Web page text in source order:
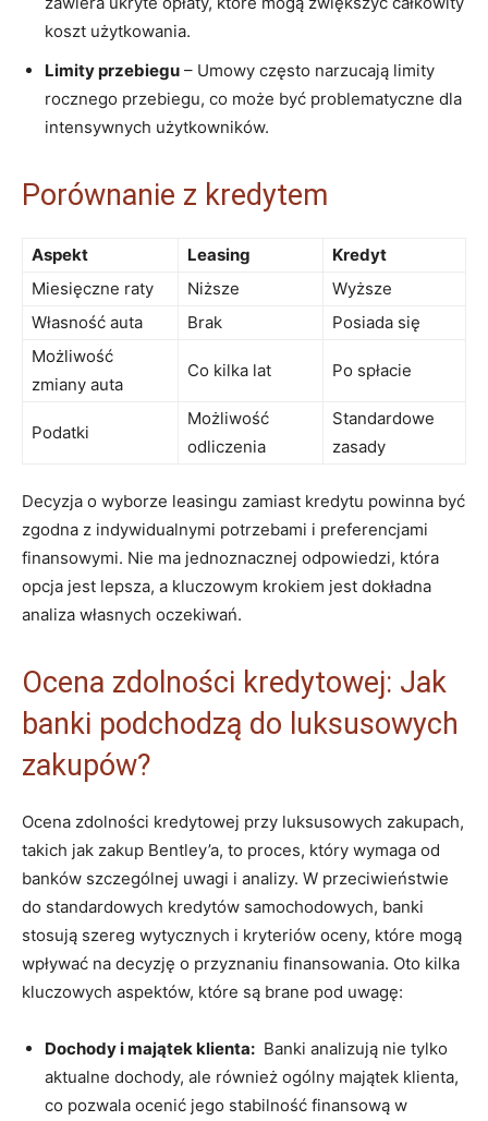
koszt użytkowania.
Limity przebiegu – ⁢Umowy ⁢często narzucają limity⁣
rocznego przebiegu, co może być‍ problematyczne dla
intensywnych użytkowników.
Porównanie z kredytem
Aspekt Leasing
Kredyt
Miesięczne raty
Niższe
Wyższe
Własność auta
Brak
Posiada się
Możliwość‌
zmiany auta
Co kilka‌ lat Po spłacie
Podatki
Możliwość
odliczenia
Standardowe
zasady
Decyzja o wyborze leasingu zamiast kredytu powinna być
zgodna z indywidualnymi‌ potrzebami i preferencjami
finansowymi. Nie ⁢ma jednoznacznej odpowiedzi, która
opcja jest lepsza, a kluczowym krokiem jest dokładna
analiza ⁤własnych oczekiwań.
Ocena zdolności kredytowej: Jak
banki podchodzą do luksusowych
zakupów?
Ocena zdolności kredytowej ⁤przy⁤ luksusowych zakupach,
takich jak zakup Bentley’a, ⁣to proces,⁤ który wymaga od
banków szczególnej uwagi ‌i analizy. ‌W przeciwieństwie
do standardowych kredytów samochodowych, ⁤banki
stosują szereg wytycznych i kryteriów oceny, które mogą​
wpływać na decyzję o przyznaniu ⁢finansowania. Oto kilka ​
kluczowych aspektów, które są brane pod uwagę:
Dochody i ​majątek klienta: ‌ Banki analizują nie⁤ tylko
aktualne dochody, ale również ogólny majątek‍ klienta,
co pozwala ocenić jego stabilność finansową⁤ w